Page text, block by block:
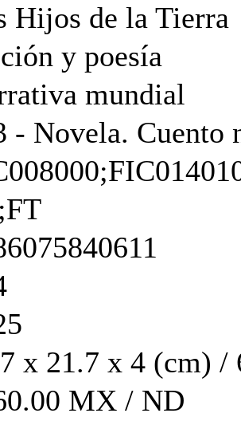
Hijos de la Tierra
y poesía
mundial
- Novela. Cuento
x 21.7 x 4 (cm) /
MX / ND